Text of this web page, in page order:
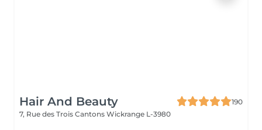
Hair And Beauty
190
7, Rue des Trois Cantons Wickrange L-3980